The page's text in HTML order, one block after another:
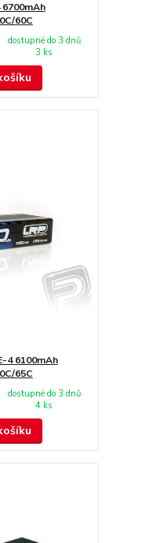
6700mAh
60C
dostupné do 3 dnů
3 ks
4 6100mAh
65C
dostupné do 3 dnů
4 ks